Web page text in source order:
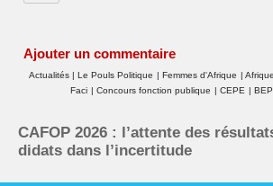
Ajouter un commentaire
Actualités | Le Pouls Politique | Femmes d'Afrique |
Faci | Concours fonction publique | CEPE |
CAFOP 2026 : l’attente des
didats dans l’incertitude